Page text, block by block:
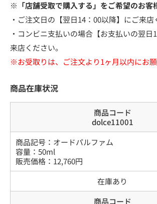
※「店舗受取で購入する」をご希望のお客
・ご注文日の【翌日14：00以降】にご来店
・コンビニ支払いの場合【お支払いの翌日
来店ください。
※お受取りは、ご注文より1ヶ月以内にお願
商品在庫状況
商品コード
dolce11001
商品記号： オードパルファム
容量 ： 50ml
販売価格： 12,760円
在庫あり
商品コード